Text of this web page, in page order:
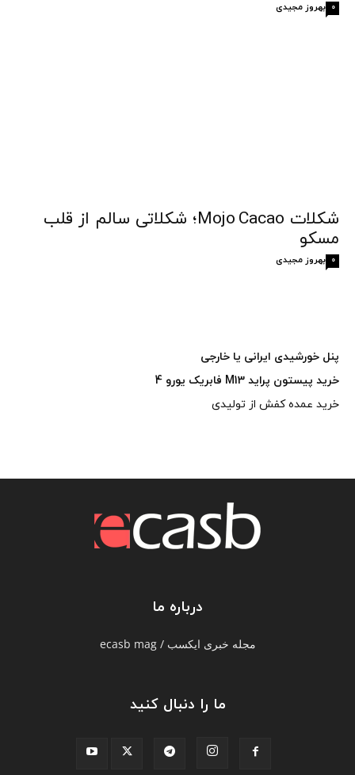
بهروز مجیدی 0
شکلات Mojo Cacao؛ شکلاتی سالم از قلب
مسکو
بهروز مجیدی 0
پنل خورشیدی ایرانی یا خارجی
خرید پیستون پراید M13 فابریک یورو 4
خرید عمده کفش از تولیدی
درباره ما
مجله خبری ایکسب / ecasb mag
ما را دنبال کنید